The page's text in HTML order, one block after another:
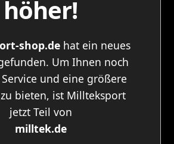
höher!
shop.dehat ein neues
Um Ihnen noch
und eine größere
bieten, ist Millteksport
jetzt Teil von
milltek.de